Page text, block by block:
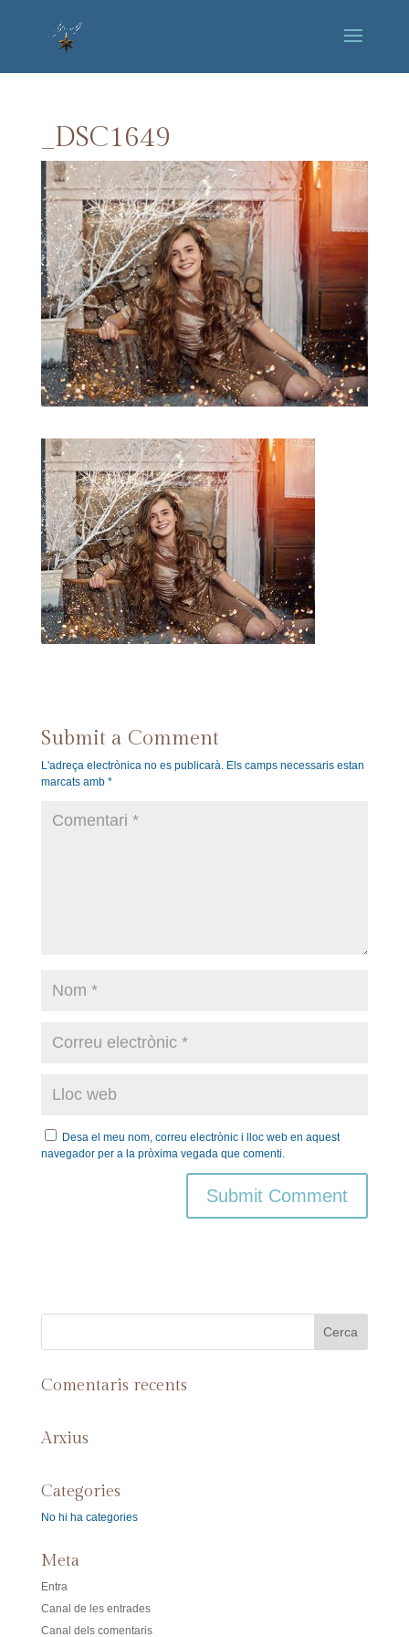
_DSC1649
Submit a Comment
L'adreça electrònica no es publicarà. Els camps necessaris estan
marcats amb *
Desa el meu nom, correu electrònic i lloc web en aquest
navegador per a la pròxima vegada que comenti.
Comentaris recents
Arxius
Categories
No hi ha categories
Meta
Entra
Canal de les entrades
Canal dels comentaris